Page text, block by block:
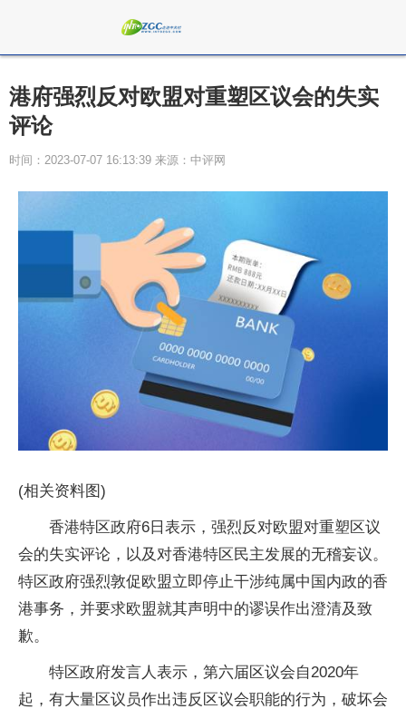
港府强烈反对欧盟对重塑区议会的失实
评论
时间：2023-07-07 16:13:39 来源：中评网
(相关资料图)
香港特区政府6日表示，强烈反对欧盟对重塑区议
会的失实评论，以及对香港特区民主发展的无稽妄议。
特区政府强烈敦促欧盟立即停止干涉纯属中国内政的香
港事务，并要求欧盟就其声明中的谬误作出澄清及致
歉。
特区政府发言人表示，第六届区议会自2020年
起，有大量区议员作出违反区议会职能的行为，破坏会